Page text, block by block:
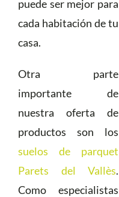
puede ser mejor para
cada habitación de tu
casa.
Otra parte
importante de
nuestra oferta de
productos son los
suelos de parquet
Parets del Vallès.
Como especialistas